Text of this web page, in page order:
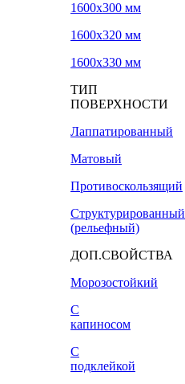
1600х300 мм
1600х320 мм
1600х330 мм
ТИП
ПОВЕРХНОСТИ
Лаппатированный
Матовый
Противоскользящий
Структурированный
(рельефный)
ДОП.СВОЙСТВА
Морозостойкий
С
капиносом
С
подклейкой